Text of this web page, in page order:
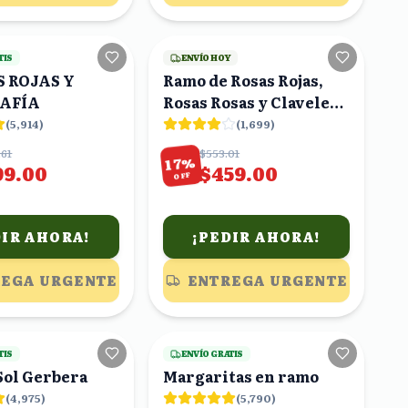
25viendo
ROJAS Y
(5,914)
AHORA!
URGENTE
9viendo
ENVÍO HOY
Ramo de Rosas Rojas,
Rosas Rosas y Claveles
Rojos
(1,699)
17%
OFF
$553.01
$459.00
¡PEDIR AHORA!
ENTREGA URGENTE
20viendo
Gerbera
(4,975)
25viendo
ENVÍO GRATIS
Margaritas en ramo
(5,790)